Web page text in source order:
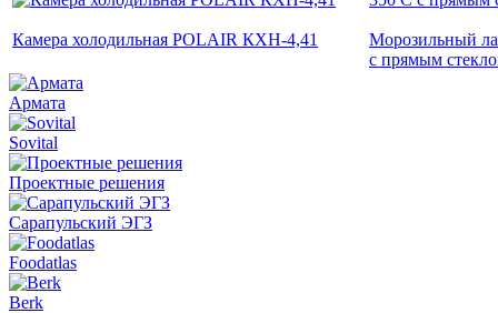
Камера холодильная POLAIR КХН-4,41
Морозильный
с прямым
Армата
Sovital
Проектные решения
Сарапульский ЭГЗ
Foodatlas
Berk